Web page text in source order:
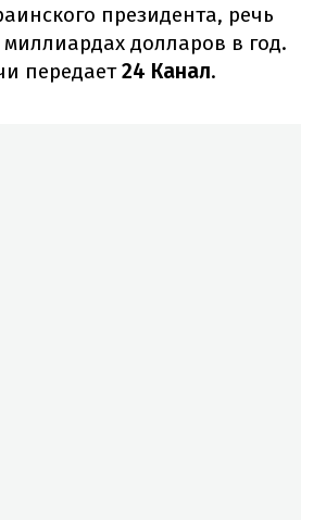
президента, речь
миллиардах долларов в год.
передает24 Канал.